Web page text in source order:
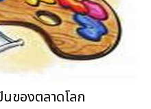
ของตลาดโลก